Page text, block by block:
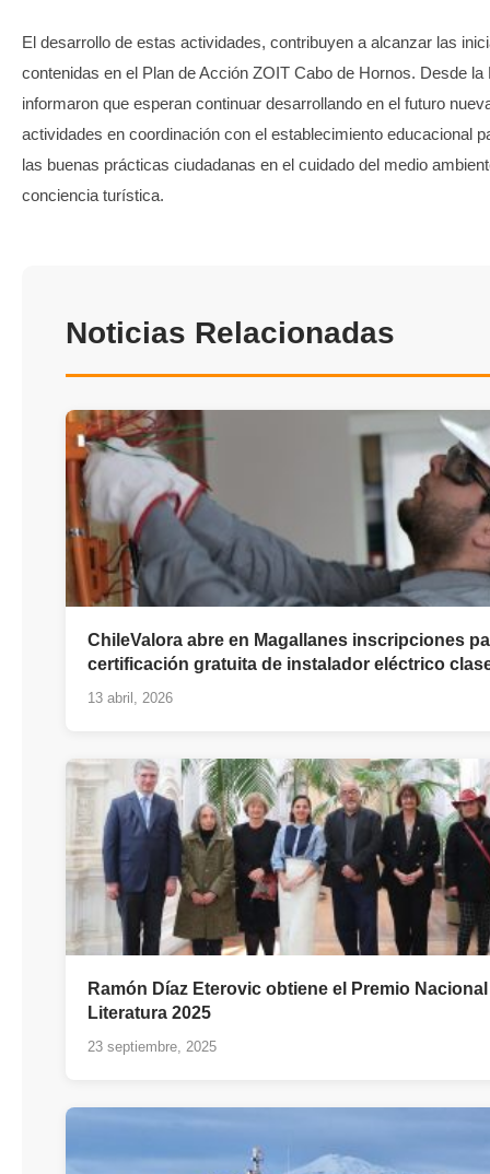
El desarrollo de estas actividades, contribuyen a alcanzar las
contenidas en el Plan de Acción ZOIT Cabo de Hornos. Desde la
informaron que esperan continuar desarrollando en el futuro
actividades en coordinación con el establecimiento educacional
las buenas prácticas ciudadanas en el cuidado del medio
conciencia turística.
Noticias Relacionadas
ChileValora abre en Magallanes inscripciones
certificación gratuita de instalador eléctrico
13 abril, 2026
Ramón Díaz Eterovic obtiene el Premio
Literatura 2025
23 septiembre, 2025